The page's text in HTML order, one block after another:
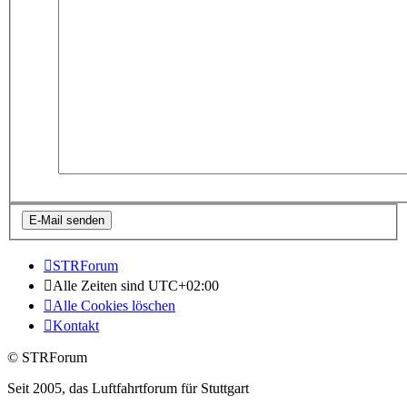
STRForum
Alle Zeiten sind UTC+02:00
Alle Cookies löschen
Kontakt
© STRForum
Seit 2005, das Luftfahrtforum für Stuttgart